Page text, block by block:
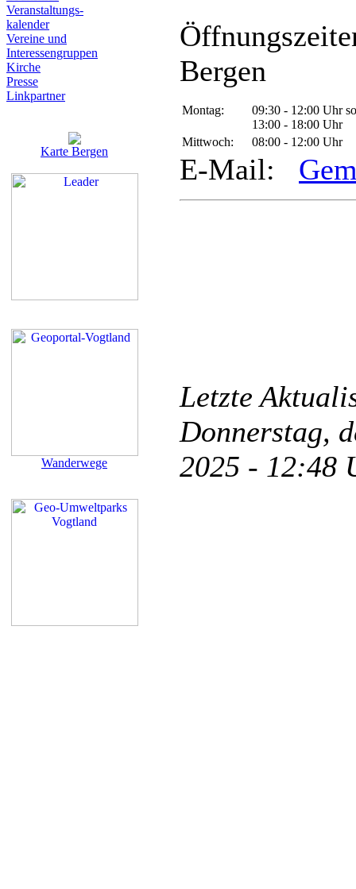
Veranstaltungs-
kalender
Vereine und
Interessen­gruppen
Kirche
Presse
Linkpartner
Karte Bergen
Wanderwege
Bergen
Montag:
09:30 - 12:00 Uhr
13:00 - 18:00 Uhr
Mittwoch:
08:00 - 12:00 Uhr
E-Mail:
Letzte
Donnerstag,
2025 -